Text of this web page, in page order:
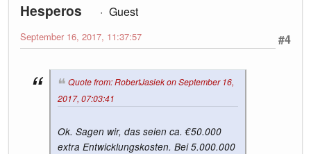
Hesperos
Guest
#4
September 16, 2017, 11:37:57
Quote from: RobertJasiek on September 16,
2017, 07:03:41
Ok. Sagen wir, das seien ca. €50.000
extra Entwicklungskosten. Bei 5.000.000